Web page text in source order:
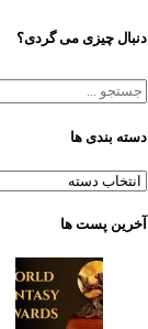
دنبال چیزی می گردی؟
دسته بندی ها
آخرین پست ها